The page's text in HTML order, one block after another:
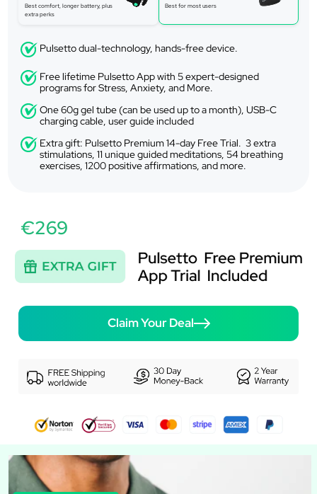
Best comfort, longer battery, plus
extra perks
Best for most users
Pulsetto dual-technology, hands-free device.
Free lifetime Pulsetto App with 5 expert-designed
programs for Stress, Anxiety, and More.
One 60g gel tube (can be used up to a month), USB-C
charging cable, user guide included
Extra gift: Pulsetto Premium 14-day Free Trial. 3 extra
stimulations, 11 unique guided meditations, 54 breathing
exercises, 1200 positive affirmations, and more.
€269
Claim Your Deal